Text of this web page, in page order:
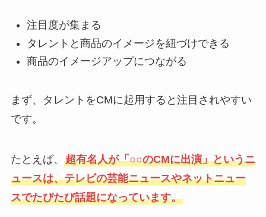
注目度が集まる
タレントと商品のイメージを紐づけできる
商品のイメージアップにつながる
まず、タレントをCMに起用すると注目されやすい
です。
たとえば、 超有名人が「○○のCMに出演」というニ
ュースは、テレビの芸能ニュースやネットニュー
スでたびたび話題になっています。